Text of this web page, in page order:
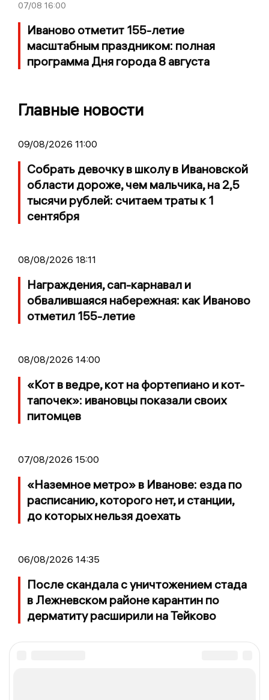
07/08 16:00
Иваново отметит 155-летие
масштабным праздником: полная
программа Дня города 8 августа
Главные новости
09/08/2026 11:00
Собрать девочку в школу в Ивановской
области дороже, чем мальчика, на 2,5
тысячи рублей: считаем траты к 1
сентября
08/08/2026 18:11
Награждения, сап-карнавал и
обвалившаяся набережная: как Иваново
отметил 155-летие
08/08/2026 14:00
«Кот в ведре, кот на фортепиано и кот-
тапочек»: ивановцы показали своих
питомцев
07/08/2026 15:00
«Наземное метро» в Иванове: езда по
расписанию, которого нет, и станции,
до которых нельзя доехать
06/08/2026 14:35
После скандала с уничтожением стада
в Лежневском районе карантин по
дерматиту расширили на Тейково